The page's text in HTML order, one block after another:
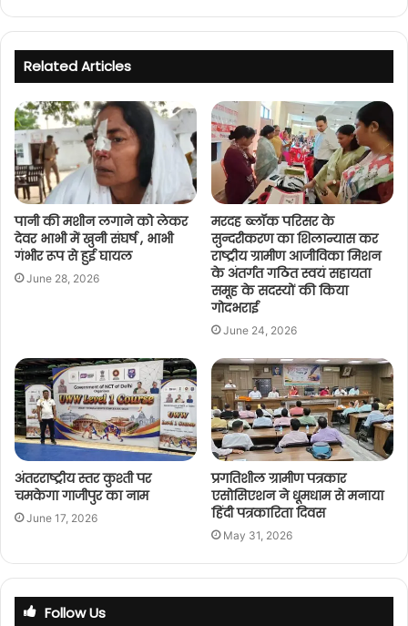
Related Articles
पानी की मशीन लगाने को लेकर
देवर भाभी में खुनी संघर्ष , भाभी
गंभीर रूप से हुई घायल
June 28, 2026
मरदह ब्लॉक परिसर के
सुन्दरीकरण का शिलान्यास कर
राष्ट्रीय ग्रामीण आजीविका मिशन
के अंतर्गत गठित स्वयं सहायता
समूह के सदस्यों की किया
गोदभराई
June 24, 2026
अंतरराष्ट्रीय स्तर कुश्ती पर
चमकेगा गाजीपुर का नाम
June 17, 2026
प्रगतिशील ग्रामीण पत्रकार
एसोसिएशन ने धूमधाम से मनाया
हिंदी पत्रकारिता दिवस
May 31, 2026
Follow Us